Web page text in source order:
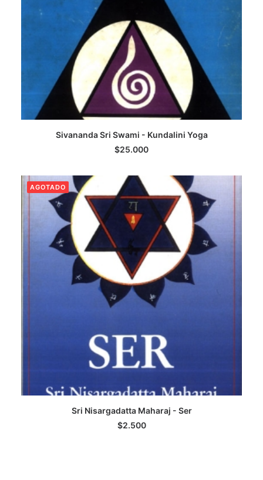
LEER MÁS
Sivananda Sri Swami - Kundalini Yoga
$25.000
AGOTADO
LEER MÁS
Sri Nisargadatta Maharaj - Ser
$2.500